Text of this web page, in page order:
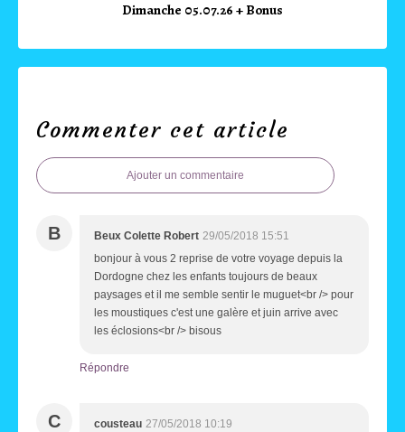
Dimanche 05.07.26 + Bonus
Commenter cet article
Ajouter un commentaire
B Beux Colette Robert 29/05/2018 15:51
bonjour à vous 2 reprise de votre voyage depuis la
Dordogne chez les enfants toujours de beaux
paysages et il me semble sentir le muguet<br /> pour
les moustiques c'est une galère et juin arrive avec
les éclosions<br /> bisous
Répondre
C cousteau 27/05/2018 10:19